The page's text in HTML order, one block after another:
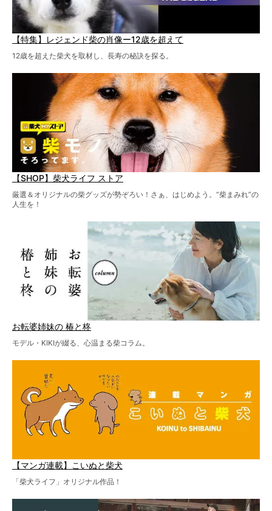
【特集】レジェンド柴の肖像ー12歳を超えて
12歳を超えた柴犬を取材し、長寿の秘訣を探る。
【SHOP】柴犬ライフ ストア
厳選＆オリジナルの柴グッズが勢ぞろい！さぁ、はじめよう。“柴まみれ”の
人生を！
お転婆姉妹の 椿と柊
モデル・KIKIが綴る、心温まる柴コラム。
【マンガ連載】こいぬと柴犬
「柴犬ライフ」オリジナル作品！